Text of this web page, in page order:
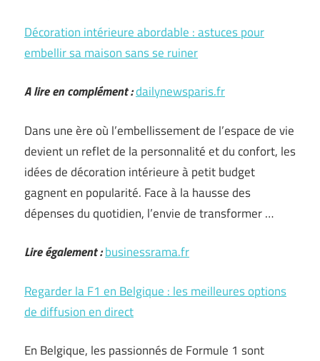
Décoration intérieure abordable : astuces pour
embellir sa maison sans se ruiner
A lire en complément :dailynewsparis.fr
Dans une ère où l’embellissement de l’espace de vie
devient un reflet de la personnalité et du confort, les
idées de décoration intérieure à petit budget
gagnent en popularité. Face à la hausse des
dépenses du quotidien, l’envie de transformer …
Lire également :businessrama.fr
Regarder la F1 en Belgique : les meilleures options
de diffusion en direct
En Belgique, les passionnés de Formule 1 sont